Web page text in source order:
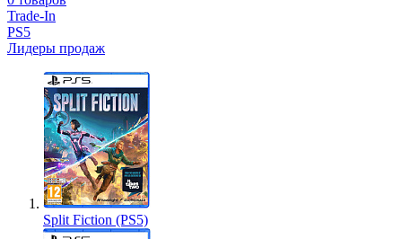
Trade-In
PS5
Лидеры продаж
Split Fiction (PS5)